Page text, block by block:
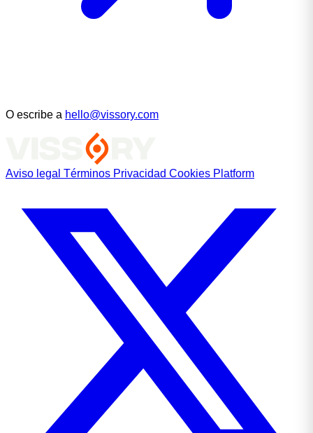
O escribe a hello@vissory.com
Aviso legal Términos Privacidad Cookies Platform